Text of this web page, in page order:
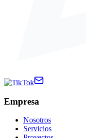
Empresa
Nosotros
Servicios